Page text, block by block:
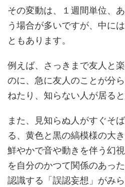
その変動は、１週間単位、
う場合が多いですが、中に
ともあります。
例えば、さっきまで友人と
のに、急に友人のことが分
ねたり、知らない人が居る
また、見知らぬ人がすぐそ
る、黄色と黒の縞模様の大
鮮やかで音や動きを伴う幻
を自分のかつて関係のあっ
認識する「誤認妄想」がみら